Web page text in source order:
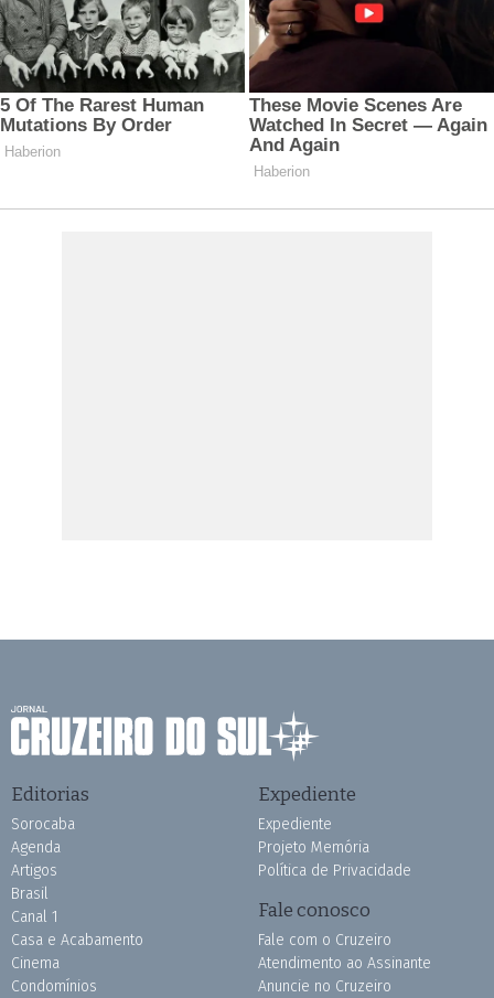
Editorias
Sorocaba
Agenda
Artigos
Brasil
Canal 1
Casa e Acabamento
Cinema
Condomínios
Expediente
Expediente
Projeto Memória
Política de Privacidade
Fale conosco
Fale com o Cruzeiro
Atendimento ao Assinante
Anuncie no Cruzeiro